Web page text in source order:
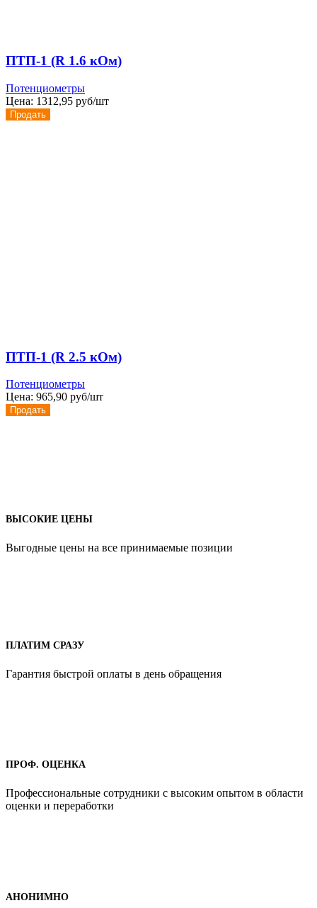
ПТП-1 (R 1.6 кОм)
Потенциометры
Цена: 1312,95 руб/шт
Продать
ПТП-1 (R 2.5 кОм)
Потенциометры
Цена: 965,90 руб/шт
Продать
ВЫСОКИЕ ЦЕНЫ
Выгодные цены на все принимаемые позиции
ПЛАТИМ СРАЗУ
Гарантия быстрой оплаты в день обращения
ПРОФ. ОЦЕНКА
Профессиональные сотрудники с высоким опытом в области
оценки и переработки
АНОНИМНО